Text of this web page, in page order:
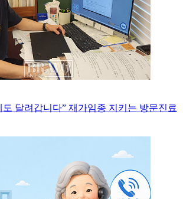
도 달려갑니다” 재가임종 지키는 방문진료